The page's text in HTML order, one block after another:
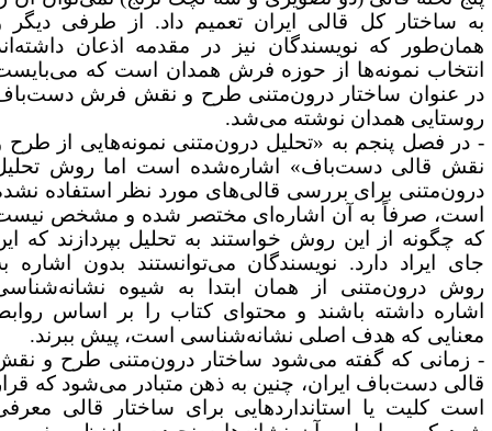
ساختار کل قالی ایران تعمیم داد. از طرفی دیگر و
که نویسندگان نیز در مقدمه اذعان داشته‌اند
نمونه‌ها از حوزه فرش همدان است که می‌بایست
عنوان ساختار درون‌متنی طرح و نقش فرش دست‌باف
همدان نوشته می‌شد.
در فصل پنجم به «تحلیل درون‌متنی نمونه‌هایی از طرح و
قالی دست‌باف» اشاره‌شده است اما روش تحلیل
برای بررسی قالی‌های مورد نظر استفاده نشده
صرفاً به آن اشاره‌ای مختصر شده و مشخص نیست
چگونه از این روش خواستند به تحلیل بپردازند که این
ایراد دارد. نویسندگان می‌توانستند بدون اشاره به
درون‌متنی از همان ابتدا به شیوه نشانه‌شناسی
داشته باشند و محتوای کتاب را بر اساس روابط
که هدف اصلی نشانه‌شناسی است، پیش ببرند.
زمانی که گفته می‌شود ساختار درون‌متنی طرح و نقش
دست‌باف ایران، چنین به ذهن متبادر می‌شود که قرار
کلیت یا استانداردهایی برای ساختار قالی معرفی